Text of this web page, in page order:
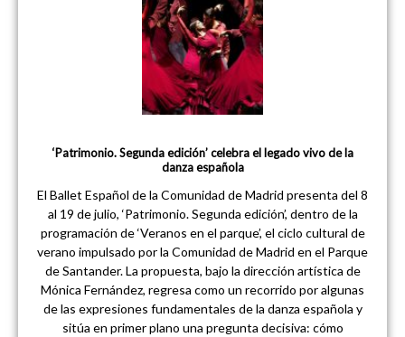
‘Patrimonio. Segunda edición’ celebra el legado vivo de la
danza española
El Ballet Español de la Comunidad de Madrid presenta del 8
al 19 de julio, ‘Patrimonio. Segunda edición’, dentro de la
programación de ‘Veranos en el parque’, el ciclo cultural de
verano impulsado por la Comunidad de Madrid en el Parque
de Santander. La propuesta, bajo la dirección artística de
Mónica Fernández, regresa como un recorrido por algunas
de las expresiones fundamentales de la danza española y
sitúa en primer plano una pregunta decisiva: cómo